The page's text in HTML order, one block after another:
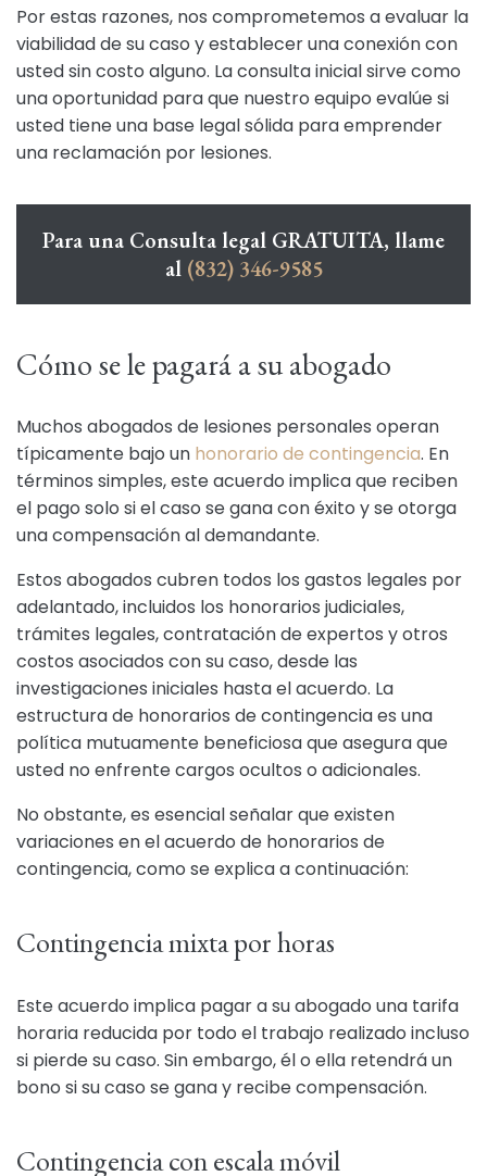
Por estas razones, nos comprometemos a evaluar la
viabilidad de su caso y establecer una conexión con
usted sin costo alguno. La consulta inicial sirve como
una oportunidad para que nuestro equipo evalúe si
usted tiene una base legal sólida para emprender
una reclamación por lesiones.
Para una Consulta legal GRATUITA, llame
al (832) 346-9585
Cómo se le pagará a su abogado
Muchos abogados de lesiones personales operan
típicamente bajo un honorario de contingencia. En
términos simples, este acuerdo implica que reciben
el pago solo si el caso se gana con éxito y se otorga
una compensación al demandante.
Estos abogados cubren todos los gastos legales por
adelantado, incluidos los honorarios judiciales,
trámites legales, contratación de expertos y otros
costos asociados con su caso, desde las
investigaciones iniciales hasta el acuerdo. La
estructura de honorarios de contingencia es una
política mutuamente beneficiosa que asegura que
usted no enfrente cargos ocultos o adicionales.
No obstante, es esencial señalar que existen
variaciones en el acuerdo de honorarios de
contingencia, como se explica a continuación:
Contingencia mixta por horas
Este acuerdo implica pagar a su abogado una tarifa
horaria reducida por todo el trabajo realizado incluso
si pierde su caso. Sin embargo, él o ella retendrá un
bono si su caso se gana y recibe compensación.
Contingencia con escala móvil